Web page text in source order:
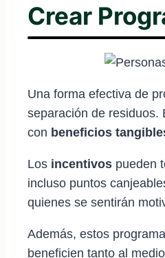
Crear
Una forma efectiva de
separación de residuos.
con beneficios
Los incentivos pueden
incluso puntos
quienes se sentirán
Además, estos
beneficien tanto al